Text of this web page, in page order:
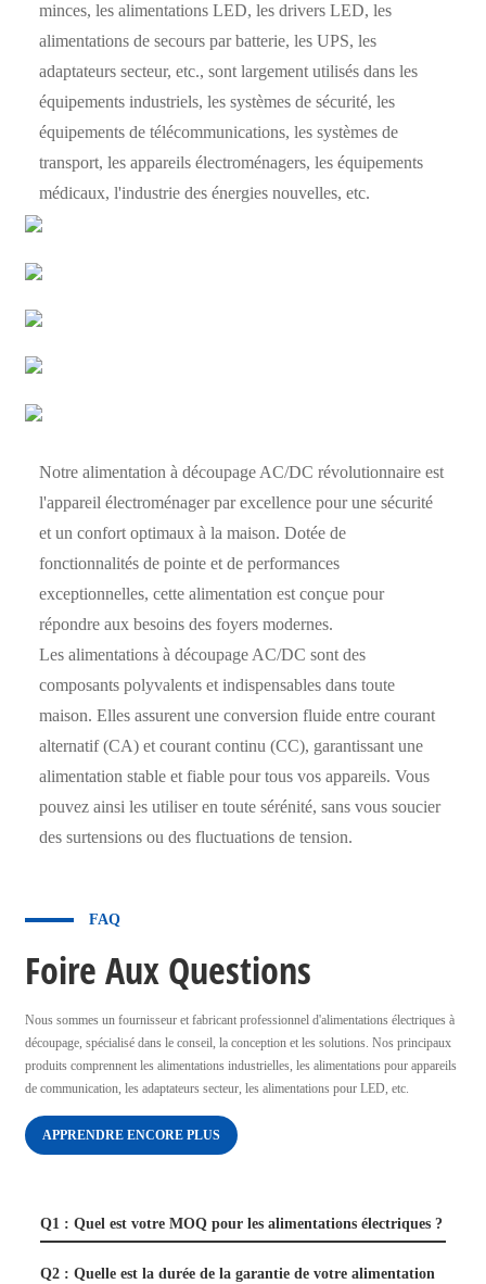
minces, les alimentations LED, les drivers LED, les
alimentations de secours par batterie, les UPS, les
adaptateurs secteur, etc., sont largement utilisés dans les
équipements industriels, les systèmes de sécurité, les
équipements de télécommunications, les systèmes de
transport, les appareils électroménagers, les équipements
médicaux, l'industrie des énergies nouvelles, etc.
Notre alimentation à découpage AC/DC révolutionnaire est
l'appareil électroménager par excellence pour une sécurité
et un confort optimaux à la maison. Dotée de
fonctionnalités de pointe et de performances
exceptionnelles, cette alimentation est conçue pour
répondre aux besoins des foyers modernes.
Les alimentations à découpage AC/DC sont des
composants polyvalents et indispensables dans toute
maison. Elles assurent une conversion fluide entre courant
alternatif (CA) et courant continu (CC), garantissant une
alimentation stable et fiable pour tous vos appareils. Vous
pouvez ainsi les utiliser en toute sérénité, sans vous soucier
des surtensions ou des fluctuations de tension.
FAQ
Foire Aux Questions
Nous sommes un fournisseur et fabricant professionnel d'alimentations électriques à
découpage, spécialisé dans le conseil, la conception et les solutions. Nos principaux
produits comprennent les alimentations industrielles, les alimentations pour appareils
de communication, les adaptateurs secteur, les alimentations pour LED, etc.
APPRENDRE ENCORE PLUS
Q1 : Quel est votre MOQ pour les alimentations électriques ?
Q2 : Quelle est la durée de la garantie de votre alimentation